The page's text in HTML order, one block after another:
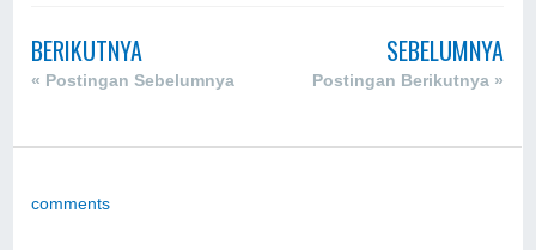
BERIKUTNYA
« Postingan Sebelumnya
SEBELUMNYA
Postingan Berikutnya »
comments